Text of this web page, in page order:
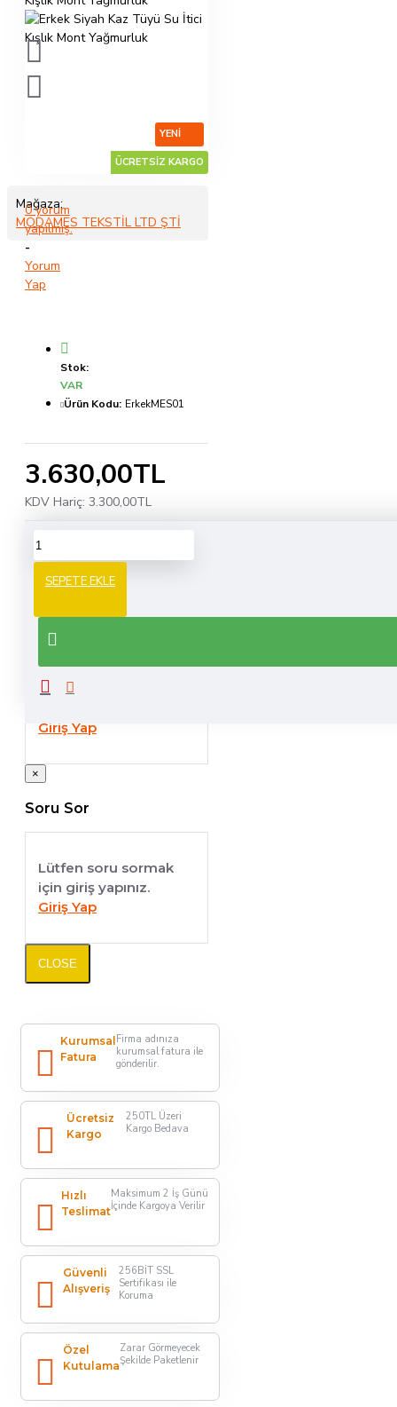
YENI
ÜCRETSİZ KARGO
Mağaza:
MODAMES TEKSTİL LTD ŞTİ
0 yorum
yapılmış.
-
Yorum
Yap
3.630,00TL
KDV Hariç: 3.300,00TL
Stok:
VAR
Ürün Kodu: ErkekMES01
SEPETE EKLE
SORU / CEVAP
Lütfen cevap
Giriş Yap
×
Soru Sor
Lütfen soru sormak
için giriş yapınız.
Giriş Yap
CLOSE
Kurumsal
Fatura
Firma adınıza
kurumsal fatura ile
gönderilir.
Ücretsiz
Kargo
250TL Üzeri
Kargo Bedava
Hızlı
Teslimat
Maksimum 2 İş Günü
İçinde Kargoya Verilir
Güvenli
Alışveriş
256BİT SSL
Sertifikası ile
Koruma
Özel
Kutulama
Zarar Görmeyecek
Şekilde Paketlenir